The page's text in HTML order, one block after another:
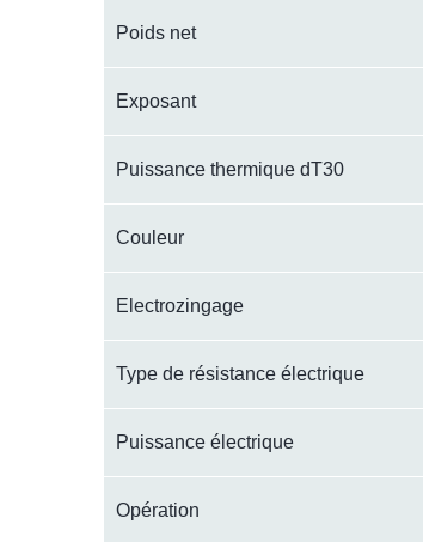
Poids net
Exposant
Puissance thermique dT30
Couleur
Electrozingage
Type de résistance électrique
Puissance électrique
Opération